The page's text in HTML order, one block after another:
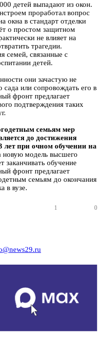
детей выпадают из окон.
проработал вопрос
окна в стандарт отделки
о простом защитном
не влияет на
трагедии.
семей, связанные с
детей.
они зачастую не
сада или сопровождать его в
фронт предлагает
подтверждения таких
семьям мер
до достижения
лет при очном обучении на
новую модель высшего
заканчивать обучение
фронт предлагает
семьям до окончания
в вузе.
1 0